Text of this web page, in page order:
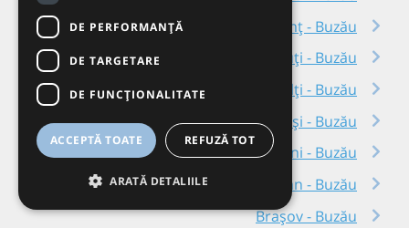
Piatra Neamț - Buzău
Rădăuți - Buzău
Bălți - Buzău
Iași - Buzău
Fălticeni - Buzău
Roman - Buzău
Brașov - Buzău
DE PERFORMANȚĂ
DE TARGETARE
DE FUNCŢIONALITATE
ACCEPTĂ TOATE REFUZĂ TOT
ARATĂ DETALIILE